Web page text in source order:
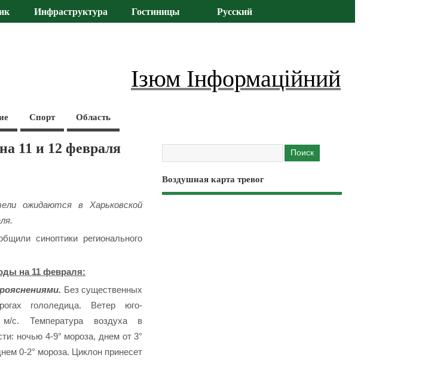
Инфраструктура Гостиницы Русский
Ізюм Інформаційний
Спорт Область
11 и 12 февраля
ожидаются в Харьковской
синоптики регионального
на 11 февраля:
Без существенных
гололедица. Ветер юго-
с. Температура воздуха в
ночью 4-9° мороза, днем от 3°
0-2° мороза. Циклон принесет
Воздушная карта тревог